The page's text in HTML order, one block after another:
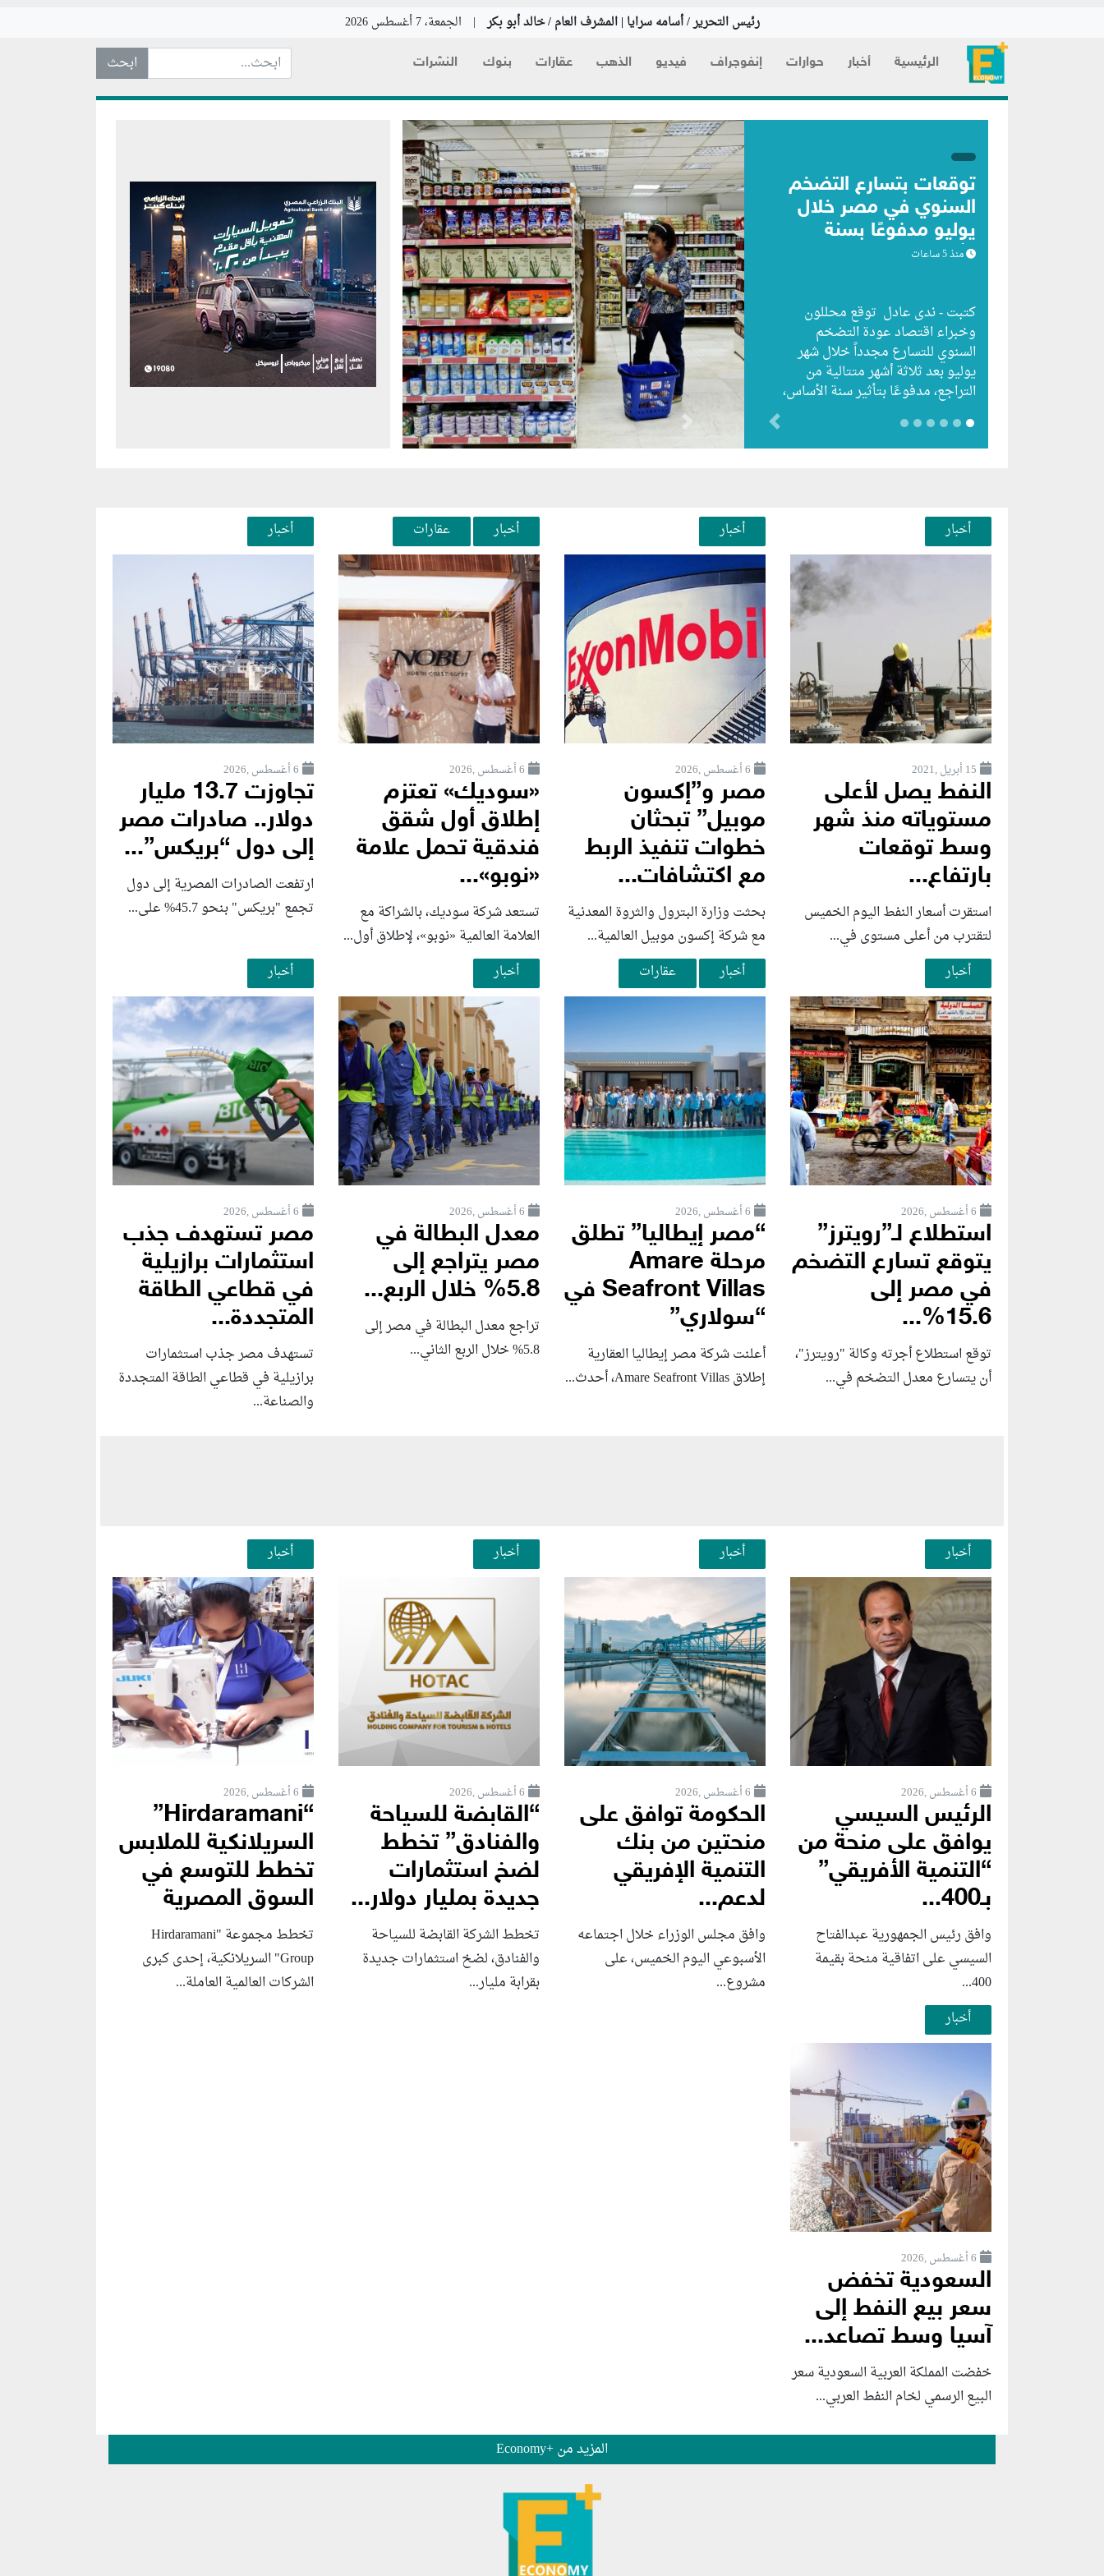
رئيس التحرير / أسامه سرايا | المشرف العام / خالد أبو بكر | الجمعة، 7 أغسطس 2026
الرئيسية أخبار حوارات إنفوجراف فيديو الذهب عقارات بنوك النشرات ابحث عن... :
توقعات بتسارع التضخم
السنوي في مصر خلال
يوليو مدفوعًا بسنة
الأساس
منذ 5 ساعات
كتبت - ندى عادل توقع محللون
وخبراء اقتصاد عودة التضخم
السنوي للتسارع مجدداً خلال شهر
يوليو بعد ثلاثة أشهر متتالية من
التراجع، مدفوعًا بتأثير سنة الأساس،
Next
أخبار
15 أبريل ,2021
النفط يصل لأعلى
مستوياته منذ شهر
وسط توقعات
بارتفاع...
استقرت أسعار النفط اليوم الخميس
لتقترب من أعلى مستوى في...
أخبار
6 أغسطس ,2026
مصر و”إكسون
موبيل” تبحثان
خطوات تنفيذ الربط
مع اكتشافات...
بحثت وزارة البترول والثروة المعدنية
مع شركة إكسون موبيل العالمية...
أخبار عقارات
6 أغسطس ,2026
«سوديك» تعتزم
إطلاق أول شقق
فندقية تحمل علامة
«نوبو»...
تستعد شركة سوديك، بالشراكة مع
العلامة العالمية «نوبو»، لإطلاق أول...
أخبار
6 أغسطس ,2026
تجاوزت 13.7 مليار
دولار.. صادرات مصر
إلى دول “بريكس”...
ارتفعت الصادرات المصرية إلى دول
تجمع "بريكس" بنحو 45.7% على...
أخبار
6 أغسطس ,2026
استطلاع لـ”رويترز”
يتوقع تسارع التضخم
في مصر إلى
15.6%...
توقع استطلاع أجرته وكالة "رويترز"،
أن يتسارع ‌معدل التضخم في...
أخبار عقارات
6 أغسطس ,2026
“مصر إيطاليا” تطلق
مرحلة Amare
Seafront Villas في
“سولاري”
أعلنت شركة مصر إيطاليا العقارية
إطلاق Amare Seafront Villas، أحدث...
أخبار
6 أغسطس ,2026
معدل البطالة في
مصر يتراجع إلى
5.8% خلال الربع...
تراجع معدل البطالة في مصر إلى
5.8% خلال الربع الثاني...
أخبار
6 أغسطس ,2026
مصر تستهدف جذب
استثمارات برازيلية
في قطاعي الطاقة
المتجددة...
تستهدف مصر جذب استثمارات
برازيلية في قطاعي الطاقة المتجددة
والصناعة...
أخبار
6 أغسطس ,2026
الرئيس السيسي
يوافق على منحة من
“التنمية الأفريقي”
بـ400...
وافق رئيس الجمهورية عبدالفتاح
السيسي على اتفاقية منحة بقيمة
400...
أخبار
6 أغسطس ,2026
الحكومة توافق على
منحتين من بنك
التنمية الإفريقي
لدعم...
وافق مجلس الوزراء خلال اجتماعه
الأسبوعي اليوم الخميس، على
مشروع...
أخبار
6 أغسطس ,2026
“القابضة للسياحة
والفنادق” تخطط
لضخ استثمارات
جديدة بمليار دولار...
تخطط الشركة القابضة للسياحة
والفنادق، لضخ استثمارات جديدة
بقرابة مليار...
أخبار
6 أغسطس ,2026
“Hirdaramani”
السريلانكية للملابس
تخطط للتوسع في
السوق المصرية
تخطط مجموعة "Hirdaramani
Group" السريلانكية، إحدى كبرى
الشركات العالمية العاملة...
أخبار
6 أغسطس ,2026
السعودية تخفض
سعر بيع النفط إلى
آسيا وسط تصاعد...
خفضت المملكة العربية السعودية سعر
البيع الرسمي لخام النفط العربي...
المزيد من +Economy